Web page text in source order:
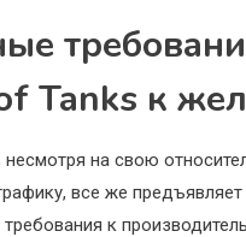
Tanks к
несмотря на свою
все же предъявляет
к